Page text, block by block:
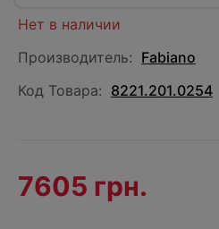
Нет в наличии
Производитель: Fabiano
Код Товара: 8221.201.0254
7605 грн.